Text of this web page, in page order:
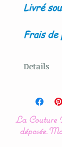
Livré
Frais de
Details
Notre
La Couture
déposée.